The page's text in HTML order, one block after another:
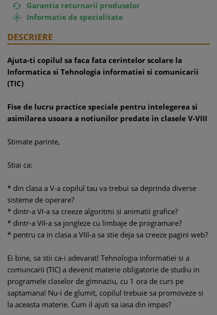
 Garantia returnarii produselor
 Informatie de specialitate
DESCRIERE
Ajuta-ti copilul sa faca fata cerintelor scolare la
Informatica si Tehnologia informatiei si comunicarii
(TIC)
Fise de lucru practice speciale pentru intelegerea si
asimilarea usoara a notiunilor predate in clasele V-VIII
Stimate parinte,
Stiai ca:
* din clasa a V-a copilul tau va trebui sa deprinda diverse
sisteme de operare?
* dintr-a VI-a sa creeze algoritmi si animatii grafice?
* dintr-a VII-a sa jongleze cu limbaje de programare?
* pentru ca in clasa a VIII-a sa stie deja sa creeze pagini web?
Ei bine, sa stii ca-i adevarat! Tehnologia informatiei si a
comuncarii (TIC) a devenit materie obligatorie de studiu in
programele claselor de gimnaziu, cu 1 ora de curs pe
saptamana! Nu-i de glumit, copilul trebuie sa promoveze si
la aceasta materie. Cum il ajuti sa iasa din impas?